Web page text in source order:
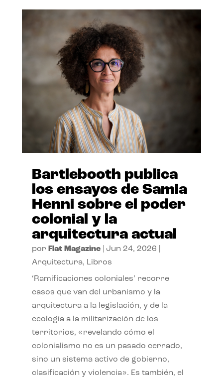
Bartlebooth publica
los ensayos de Samia
Henni sobre el poder
colonial y la
arquitectura actual
por Flat Magazine| Jun 24, 2026
Arquitectura, Libros
‘Ramificaciones coloniales’ recorre
casos que van del urbanismo y la
arquitectura a la legislación, y de la
ecología a la militarización de los
territorios, «revelando cómo el
colonialismo no es un pasado cerrado,
sino un sistema activo de gobierno,
clasificación y violencia». Es también, el